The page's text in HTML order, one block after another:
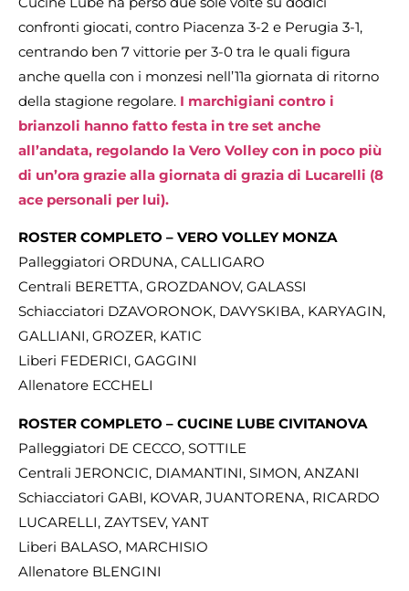
confronti giocati, contro Piacenza 3-2 e Perugia 3-1,
centrando ben 7 vittorie per 3-0 tra le quali figura
anche quella con i monzesi nell’11a giornata di ritorno
della stagione regolare. I marchigiani contro i
brianzoli hanno fatto festa in tre set anche
all’andata, regolando la Vero Volley con in poco più
di un’ora grazie alla giornata di grazia di Lucarelli (8
ace personali per lui).
ROSTER COMPLETO – VERO VOLLEY MONZA
Palleggiatori ORDUNA, CALLIGARO
Centrali BERETTA, GROZDANOV, GALASSI
Schiacciatori DZAVORONOK, DAVYSKIBA, KARYAGIN,
GALLIANI, GROZER, KATIC
Liberi FEDERICI, GAGGINI
Allenatore ECCHELI
ROSTER COMPLETO – CUCINE LUBE CIVITANOVA
Palleggiatori DE CECCO, SOTTILE
Centrali JERONCIC, DIAMANTINI, SIMON, ANZANI
Schiacciatori GABI, KOVAR, JUANTORENA, RICARDO
LUCARELLI, ZAYTSEV, YANT
Liberi BALASO, MARCHISIO
Allenatore BLENGINI